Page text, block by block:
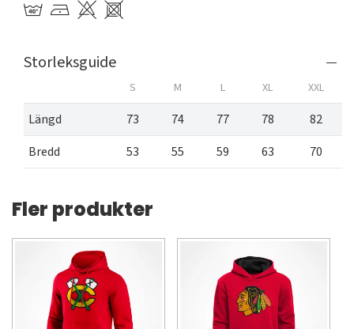
Storleksguide
S M L XL XXL
Längd 73 74 77 78
82
Bredd
53 55 59 63 70
Fler produkter